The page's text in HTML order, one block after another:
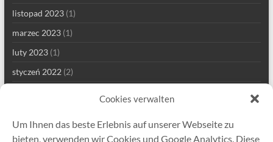
Cookies verwalten
Um Ihnen das beste Erlebnis auf unserer Webseite zu
bieten, verwenden wir Cookies und Google Analytics. Diese
listopad 2023(1)
marzec 2023(1)
luty 2023(1)
styczeń 2022(2)
sierpień 2021(4)